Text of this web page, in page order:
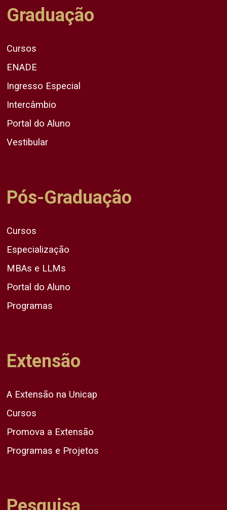
Graduação
Cursos
ENADE
Ingresso Especial
Intercâmbio
Portal do Aluno
Vestibular
Pós-Graduação
Cursos
Especialização
MBAs e LLMs
Portal do Aluno
Programas
Extensão
A Extensão na Unicap
Cursos
Promova a Extensão
Programas e Projetos